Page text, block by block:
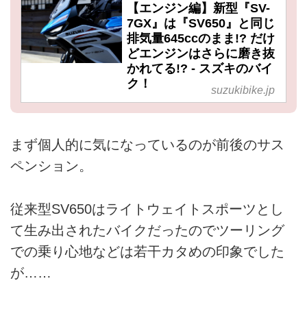
【エンジン編】新型『SV-
7GX』は『SV650』と同じ
排気量645ccのまま!? だけ
どエンジンはさらに磨き抜
かれてる!? - スズキのバイ
ク！
suzukibike.jp
まず個人的に気になっているのが前後のサス
ペンション。
従来型SV650はライトウェイトスポーツとし
て生み出されたバイクだったのでツーリング
での乗り心地などは若干カタめの印象でした
が……